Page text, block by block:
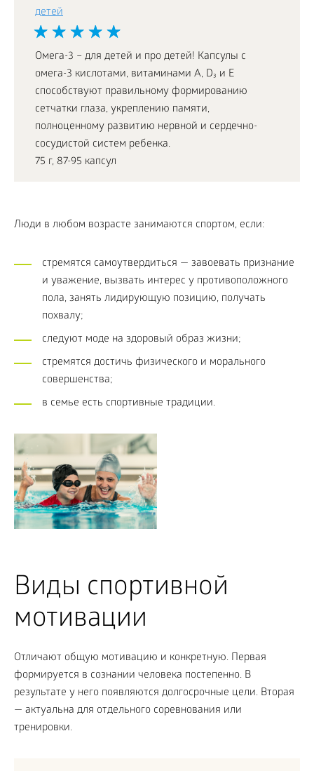
детей
Омега-3 – для детей и про детей! Капсулы с
омега-3 кислотами, витаминами А, D₃ и Е
способствуют правильному формированию
сетчатки глаза, укреплению памяти,
полноценному развитию нервной и сердечно-
сосудистой систем ребенка.
75 г, 87-95 капсул
Люди в любом возрасте занимаются спортом, если:
стремятся самоутвердиться — завоевать признание
и уважение, вызвать интерес у противоположного
пола, занять лидирующую позицию, получать
похвалу;
следуют моде на здоровый образ жизни;
стремятся достичь физического и морального
совершенства;
в семье есть спортивные традиции.
Виды спортивной
мотивации
Отличают общую мотивацию и конкретную. Первая
формируется в сознании человека постепенно. В
результате у него появляются долгосрочные цели. Вторая
— актуальна для отдельного соревнования или
тренировки.